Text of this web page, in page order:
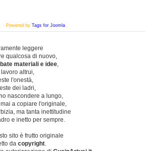
Powered by Tags for Joomla
leggere
qualcosa di nuovo,
materiali e idee,
altrui,
l'onestà,
dei ladri,
nascondere a lungo,
a copiare l'originale,
ma tanta inettitudine
e inetto per sempre.
sito è frutto originale
da copyright.